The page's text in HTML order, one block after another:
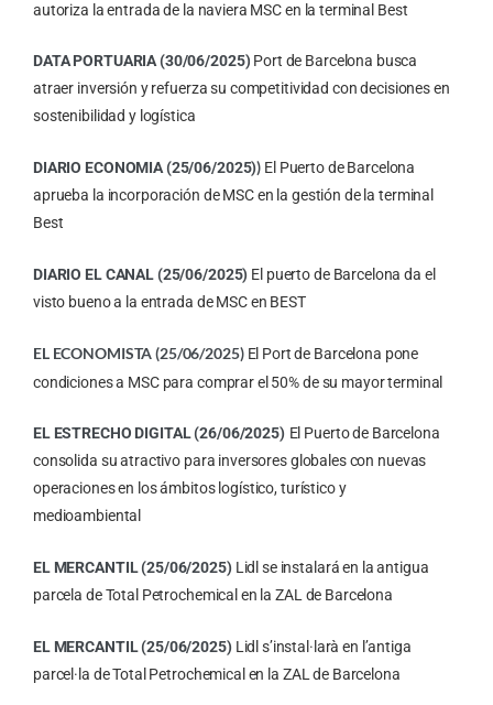
autoriza la entrada de la naviera MSC en la terminal Best
DATA PORTUARIA (30/06/2025) Port de Barcelona busca
atraer inversión y refuerza su competitividad con decisiones en
sostenibilidad y logística
DIARIO ECONOMIA (25/06/2025)) El Puerto de Barcelona
aprueba la incorporación de MSC en la gestión de la terminal
Best
DIARIO EL CANAL (25/06/2025) El puerto de Barcelona da el
visto bueno a la entrada de MSC en BEST
EL ECONOMISTA (25/06/2025) El Port de Barcelona pone
condiciones a MSC para comprar el 50% de su mayor terminal
ELESTRECHO DIGITAL (26/06/2025) El Puerto de Barcelona
consolida su atractivo para inversores globales con nuevas
operaciones en los ámbitos logístico, turístico y
medioambiental
EL MERCANTIL (25/06/2025) Lidl se instalará en la antigua
parcela de Total Petrochemical en la ZAL de Barcelona
EL MERCANTIL (25/06/2025) Lidl s’instal·larà en l’antiga
parcel·la de Total Petrochemical en la ZAL de Barcelona